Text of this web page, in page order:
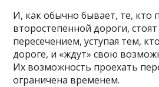
И, как обычно бывает, те, кто
второстепенной дороги,
пересечением, уступая тем,
дороге, и «ждут» свою
Их возможность проехать
ограничена временем.